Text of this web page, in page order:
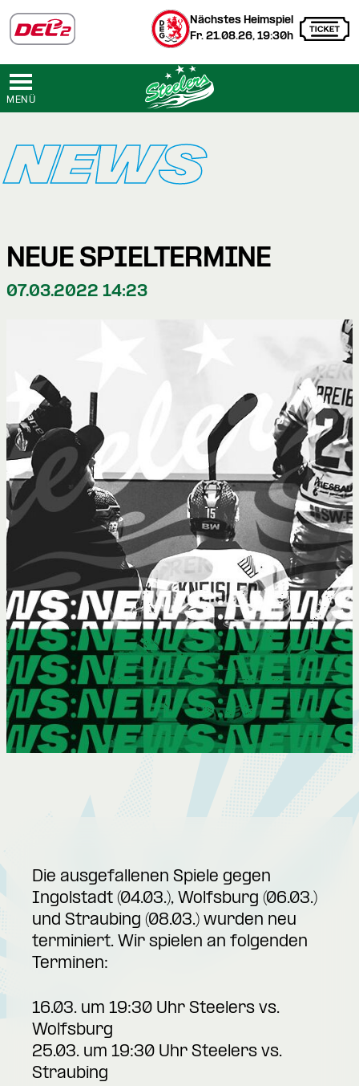
Nächstes Heimspiel
Fr. 21.08.26, 19:30h
MENÜ
NEWS
NEUE SPIELTERMINE
07.03.2022 14:23
Die ausgefallenen Spiele gegen
Ingolstadt (04.03.), Wolfsburg (06.03.)
und Straubing (08.03.) wurden neu
terminiert. Wir spielen an folgenden
Terminen:
16.03. um 19:30 Uhr Steelers vs.
Wolfsburg
25.03. um 19:30 Uhr Steelers vs.
Straubing